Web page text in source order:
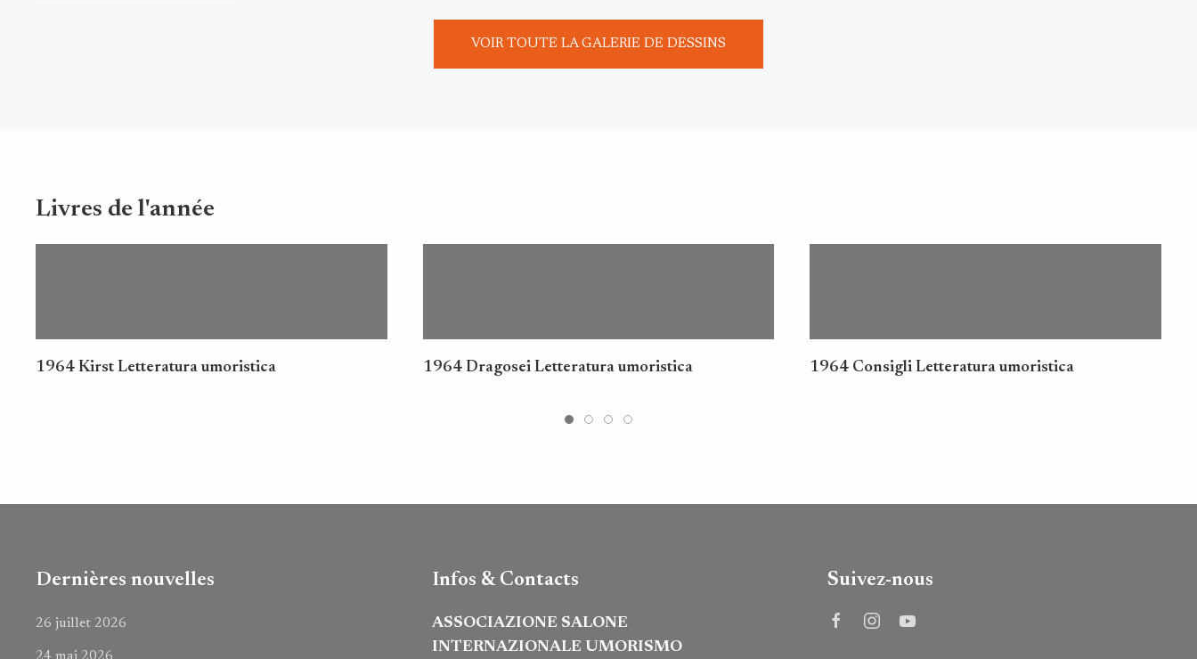
VOIR TOUTE LA GALERIE DE DESSINS
Livres de l'année
1964 Kirst Letteratura umoristica 1964 Dragosei Letteratura umoristica 1964 Consigli Letteratura umoristica
Dernières nouvelles
26 juillet 2026
24 mai 2026
Infos & Contacts
ASSOCIAZIONE SALONE
INTERNAZIONALE UMORISMO
Suivez-nous